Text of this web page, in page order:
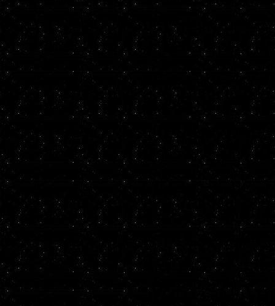
весьма
менее
всеобщей
фолловеров
Ключевым
станет еще
2013 г.
точным –
любых
этого